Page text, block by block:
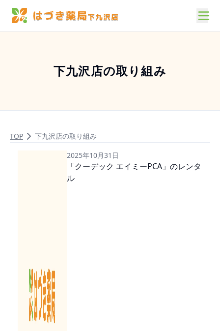
下九沢店の取り組み
TOP 下九沢店の取り組み
2025年10月31日
「クーデック エイミーPCA」のレンタ
ル